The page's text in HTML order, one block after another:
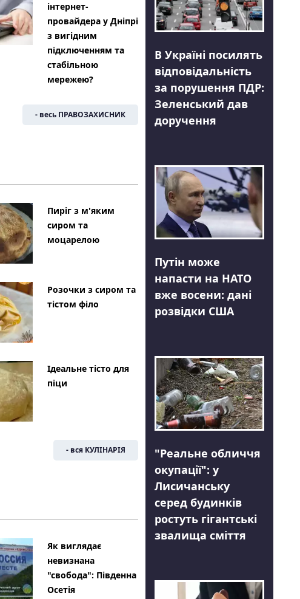
інтернет-
провайдера у Дніпрі
з вигідним
підключенням та
стабільною
мережею?
- весь ПРАВОЗАХИСНИК
Пиріг з м'яким
сиром та
моцарелою
Розочки з сиром та
тістом філо
Ідеальне тісто для
піци
- вся КУЛІНАРІЯ
Як виглядає
невизнана
"свобода": Південна
Осетія
В Україні посилять
відповідальність
за порушення ПДР:
Зеленський дав
доручення
Путін може
напасти на НАТО
вже восени: дані
розвідки США
"Реальне обличчя
окупації": у
Лисичанську
серед будинків
ростуть гігантські
звалища сміття